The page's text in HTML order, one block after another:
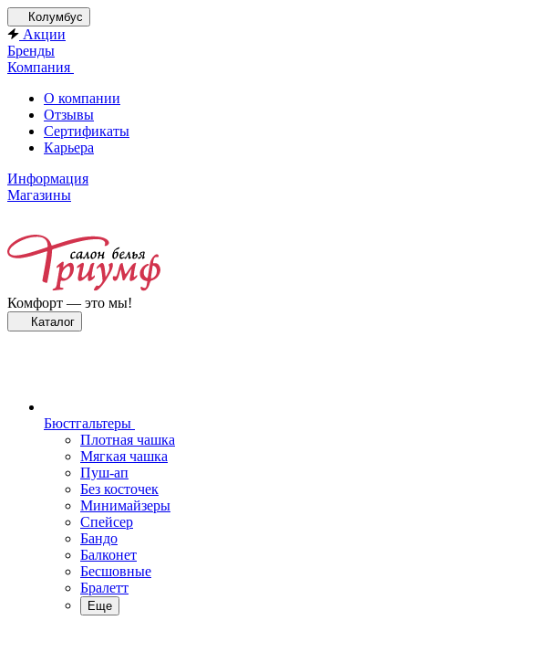
Колумбус
Акции
Бренды
Компания
О компании
Отзывы
Сертификаты
Карьера
Информация
Магазины
Комфорт — это мы!
Каталог
Бюстгальтеры
Плотная чашка
Мягкая чашка
Пуш-ап
Без косточек
Минимайзеры
Спейсер
Бандо
Балконет
Бесшовные
Бралетт
Еще